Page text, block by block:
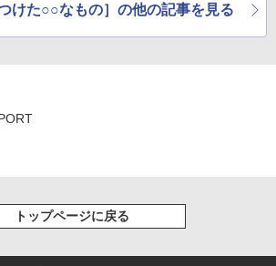
けた○○なもの］の他の記事を見る
トップページに戻る